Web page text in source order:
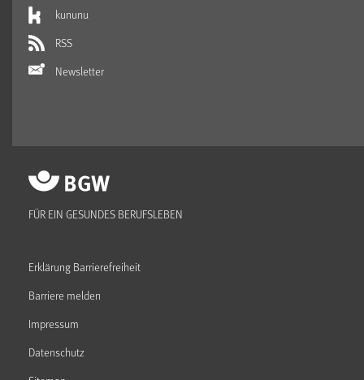
kununu
RSS
Newsletter
FÜR EIN GESUNDES BERUFSLEBEN
Erklärung Barrierefreiheit
Barriere melden
Impressum
Datenschutz